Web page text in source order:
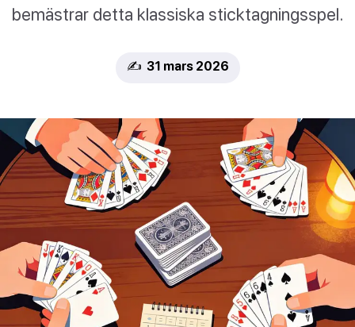
bemästrar detta klassiska sticktagningsspel.
✍️ 31 mars 2026